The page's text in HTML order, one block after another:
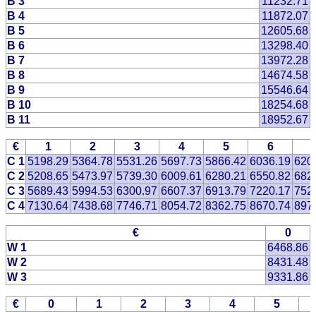
B 4
11872.07
B 5
12605.68
B 6
13298.40
B 7
13972.28
B 8
14674.58
B 9
15546.64
B 10
18254.68
B 11
18952.67
€ 1 2 3 4 5 6
C 1 5198.29 5364.78 5531.26 5697.73 5866.42 6036.19
C 2 5208.65 5473.97 5739.30 6009.61 6280.21 6550.82
C 3 5689.43 5994.53 6300.97 6607.37 6913.79 7220.17
C 4 7130.64 7438.68 7746.71 8054.72 8362.75 8670.74
€
0
W 1
6468.86
W 2
8431.48
W 3
9331.86
€ 0 1 2 3 4
5